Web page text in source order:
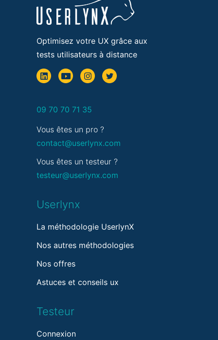
Optimisez votre UX grâce aux
tests utilisateurs à distance
09 70 70 71 35
Vous êtes un pro ?
contact@userlynx.com
Vous êtes un testeur ?
testeur@userlynx.com
Userlynx
La méthodologie UserlynX
Nos autres méthodologies
Nos offres
Astuces et conseils ux
Testeur
Connexion